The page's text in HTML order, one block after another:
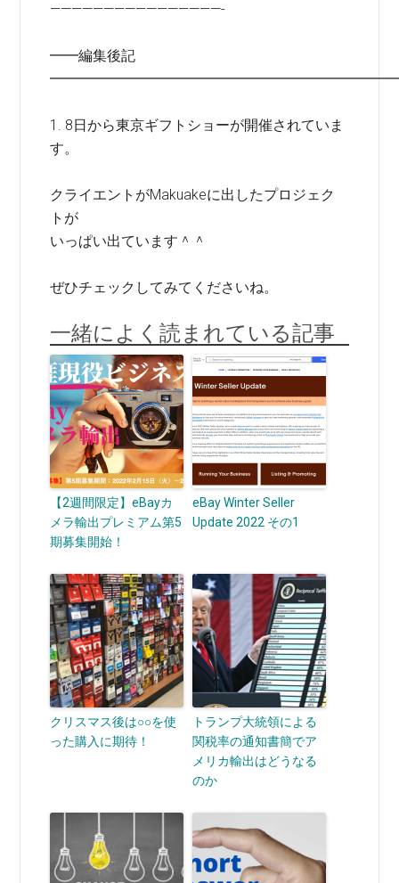
————————————————-
━━編集後記
1. 8日から東京ギフトショーが開催されていま
す。
クライエントがMakuakeに出したプロジェク
トが
いっぱい出ています＾＾
ぜひチェックしてみてくださいね。
一緒によく読まれている記事
【2週間限定】eBayカ
メラ輸出プレミアム第5
期募集開始！
eBay Winter Seller
Update 2022 その1
クリスマス後は○○を使
った購入に期待！
トランプ大統領による
関税率の通知書簡でア
メリカ輸出はどうなる
のか